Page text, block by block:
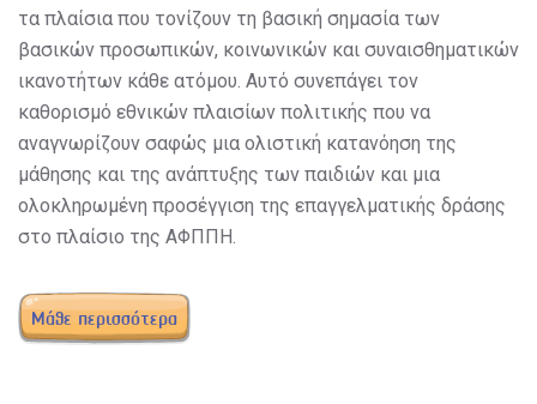
τα πλαίσια που τονίζουν τη βασική σημασία των
βασικών προσωπικών, κοινωνικών και συναισθηματικών
ικανοτήτων κάθε ατόμου. Αυτό συνεπάγει τον
καθορισμό εθνικών πλαισίων πολιτικής που να
αναγνωρίζουν σαφώς μια ολιστική κατανόηση της
μάθησης και της ανάπτυξης των παιδιών και μια
ολοκληρωμένη προσέγγιση της επαγγελματικής δράσης
στο πλαίσιο της ΑΦΠΠΗ.
Μάθε περισσότερα